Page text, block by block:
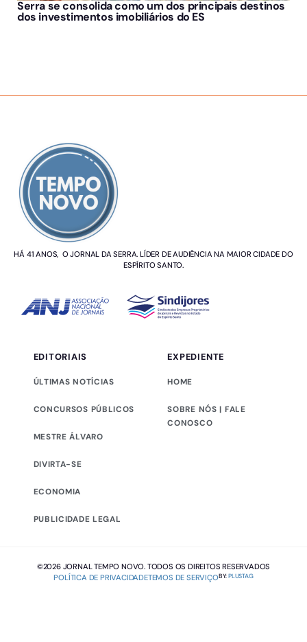
Serra se consolida como um dos principais destinos
dos investimentos imobiliários do ES
HÁ 41 ANOS, O JORNAL DA SERRA. LÍDER DE AUDIÊNCIA NA MAIOR CIDADE DO
ESPÍRITO SANTO.
EDITORIAIS
ÚLTIMAS NOTÍCIAS
CONCURSOS PÚBLICOS
MESTRE ÁLVARO
DIVIRTA-SE
ECONOMIA
PUBLICIDADE LEGAL
EXPEDIENTE
HOME
SOBRE NÓS | FALE
CONOSCO
©2026 JORNAL TEMPO NOVO. TODOS OS DIREITOS RESERVADOS
POLÍTICA DE PRIVACIDADETEMOS DE SERVIÇOBY:PLUSTAG